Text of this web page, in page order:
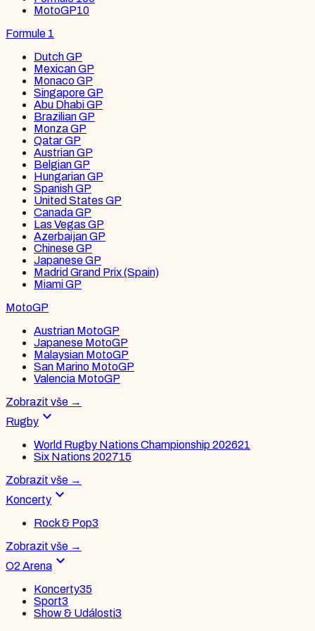
MotoGP10
Formule 1
Dutch GP
Mexican GP
Monaco GP
Singapore GP
Abu Dhabi GP
Brazilian GP
Monza GP
Qatar GP
Austrian GP
Belgian GP
Hungarian GP
Spanish GP
United States GP
Canada GP
Las Vegas GP
Azerbaijan GP
Chinese GP
Japanese GP
Madrid Grand Prix (Spain)
Miami GP
MotoGP
Austrian MotoGP
Japanese MotoGP
Malaysian MotoGP
San Marino MotoGP
Valencia MotoGP
Zobrazit vše →
Rugby expand_more
World Rugby Nations Championship 202621
Six Nations 202715
Zobrazit vše →
Koncerty expand_more
Rock & Pop3
Zobrazit vše →
O2 Arena expand_more
Koncerty35
Sport3
Show & Události3